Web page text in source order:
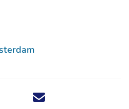
Deel dit nieuwsbericht via X -
Deel dit nieuwsbericht via
Deel dit nieuwsbericht
Deel dit